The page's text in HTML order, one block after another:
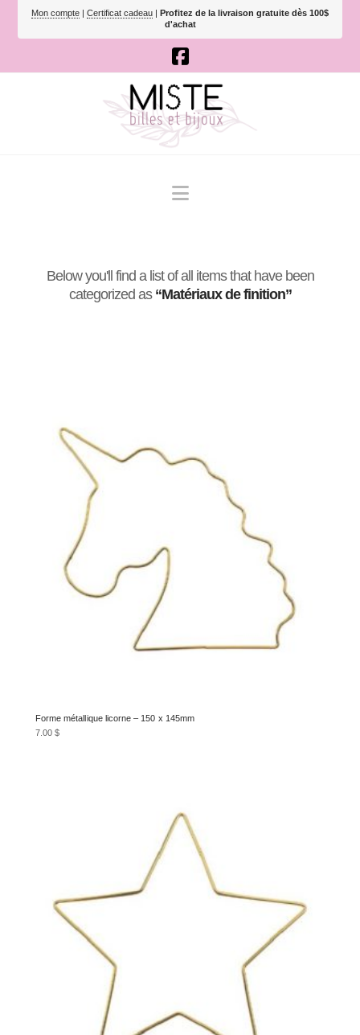
Mon compte | Certificat cadeau | Profitez de la livraison gratuite dès 100$
d'achat
Navigation
Below you'll find a list of all items that have been
categorized as “Matériaux de finition”
Forme métallique licorne – 150 x 145mm
7.00$